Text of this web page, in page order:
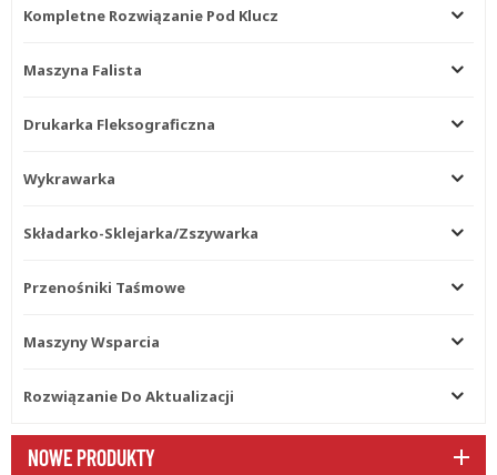
Kompletne Rozwiązanie Pod Klucz
Maszyna Falista
Drukarka Fleksograficzna
Wykrawarka
Składarko-Sklejarka/zszywarka
Przenośniki Taśmowe
Maszyny Wsparcia
Rozwiązanie Do Aktualizacji
NOWE PRODUKTY